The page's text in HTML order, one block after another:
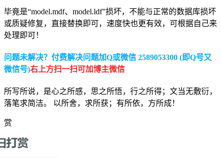
毕竟是“model.mdf、model.ldf”损坏，不能与正常的数据库损坏
或质疑修复，直接替换即可，速度快也更有效，可根据自己来
处理即可！
问题未解决？付费解决问题加Q或微信 2589053300 (即Q号又
微信号)右上方扫一扫可加博主微信
所写所说，是心之所感，思之所悟，行之所得；文当无敷衍，
落笔求简洁。 以所舍，求所获；有所依，方所成！
赏